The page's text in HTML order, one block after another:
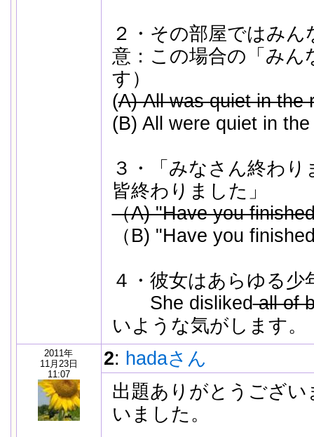
２・その部屋ではみ
意：この場合の「みん
す）
(A) All was quiet in the
(B) All were quiet in
３・「みなさん終わ
皆終わりました」
（A) "Have you
（B) "Have you
４・彼女はあらゆる少
She dislikedall of
いような気がします。
2011年
11月23日
11:07
2: hadaさん
出題ありがとうござ
いました。